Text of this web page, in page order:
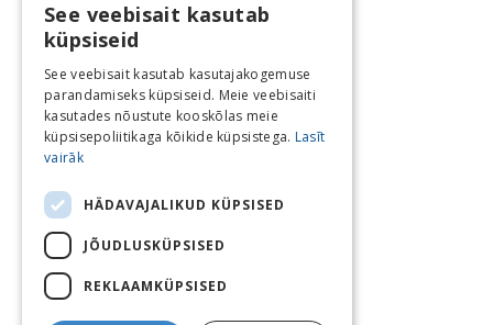
LATVIAN
LITHUANIAN
ESTONIAN
See veebisait kasutab
küpsiseid
See veebisait kasutab kasutajakogemuse
parandamiseks küpsiseid. Meie veebisaiti
kasutades nõustute kooskõlas meie
küpsisepoliitikaga kõikide küpsistega. Lasīt
vairāk
HÄDAVAJALIKUD KÜPSISED
JÕUDLUSKÜPSISED
REKLAAMKÜPSISED